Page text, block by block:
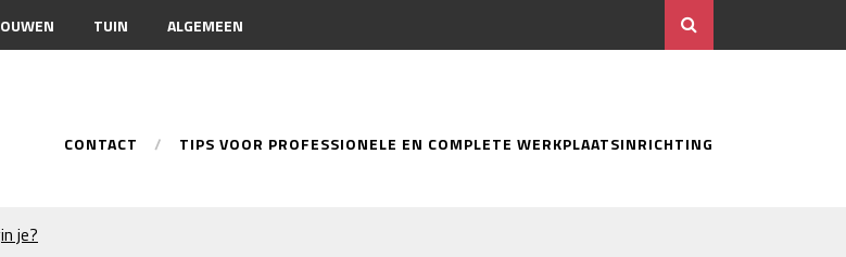
TUIN ALGEMEEN
CONTACT TIPS VOOR PROFESSIONELE EN COMPLETE WERKPLAATSINRICHTING
je?